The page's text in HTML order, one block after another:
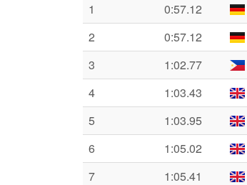
1
0:57.12
2
0:57.12
3
1:02.77
4
1:03.43
5
1:03.95
6
1:05.02
7
1:05.41